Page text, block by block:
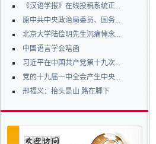
《汉语学报》在线投稿系统正...
原中共中央政治局委员、国务...
北京大学陆俭明先生沉痛悼念...
中国语言学会唁函
习近平在中国共产党第十九次...
党的十九届一中全会产生中央...
邢福义：抬头是山 路在脚下